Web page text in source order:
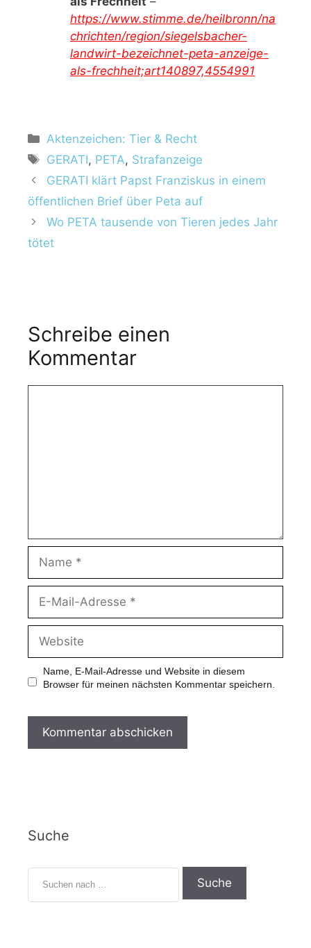
https://www.stimme.de/heilbronn/na
chrichten/region/siegelsbacher-
landwirt-bezeichnet-peta-anzeige-
als-frechheit;art140897,4554991
Aktenzeichen: Tier & Recht
GERATI, PETA, Strafanzeige
GERATI klärt Papst Franziskus in einem
öffentlichen Brief über Peta auf
Wo PETA tausende von Tieren jedes Jahr
tötet
Schreibe einen
Kommentar
Name, E-Mail-Adresse und Website in diesem
Browser für meinen nächsten Kommentar speichern.
Suche